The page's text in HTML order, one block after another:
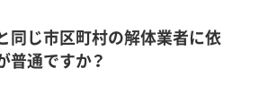
同じ市区町村の解体業者に依
普通ですか？